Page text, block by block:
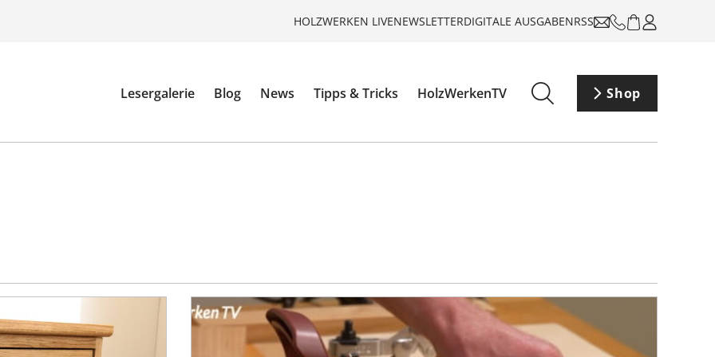
HOLZWERKEN LIVENEWSLETTERDIGITALE AUSGABENRSS
Lesergalerie Blog News Tipps & Tricks HolzWerkenTV Shop